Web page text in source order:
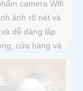
camera Wifi
ảnh rõ nét và
dễ dàng lắp
cửa hàng và